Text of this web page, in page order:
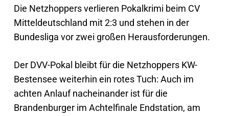
Die Netzhoppers verlieren Pokalkrimi beim CV
Mitteldeutschland mit 2:3 und stehen in der
Bundesliga vor zwei großen Herausforderungen.
Der DVV-Pokal bleibt für die Netzhoppers KW-
Bestensee weiterhin ein rotes Tuch: Auch im
achten Anlauf nacheinander ist für die
Brandenburger im Achtelfinale Endstation, am